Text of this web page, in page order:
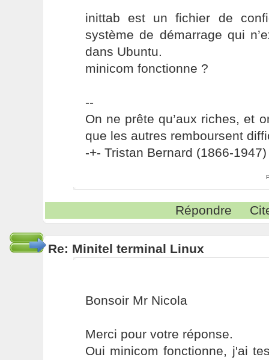
inittab est un fichier de
système de démarrage qui
dans Ubuntu.
minicom fonctionne ?
--
On ne prête qu’aux riches, et
que les autres remboursent
-+- Tristan Bernard (1866-1947)
Répondre
Re: Minitel terminal Linux
Bonsoir Mr Nicola
Merci pour votre réponse.
Oui minicom fonctionne, j'ai